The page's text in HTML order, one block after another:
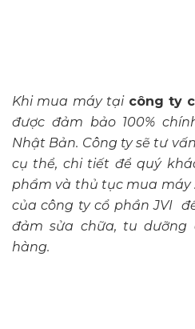
Khi mua máy tại công ty
được đảm bảo 100%
Nhật Bản. Công ty sẽ tư
cụ thể, chi tiết để quý
phẩm và thủ tục mua máy
của công ty cổ phần JVI
đảm sửa chữa, tu dưỡng
hàng.